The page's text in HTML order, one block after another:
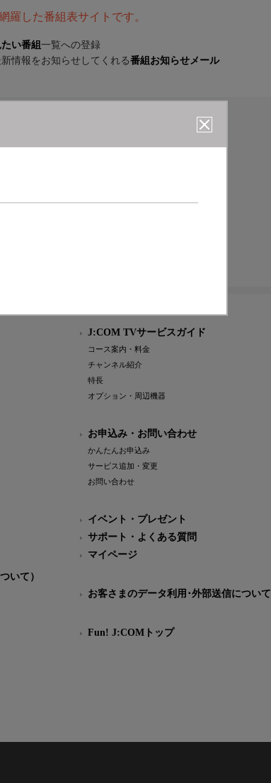
羅した番組表サイトです。
たい番組 一覧への登録
情報をお知らせしてくれる番組お知らせメール
おける商標または登録商標です。
いて）
J:COM TVサービスガイド
コース案内・料金
チャンネル紹介
特長
オプション・周辺機器
お申込み・お問い合わせ
かんたんお申込み
サービス追加・変更
お問い合わせ
イベント・プレゼント
サポート・よくある質問
マイページ
お客さまのデータ利用･外部送信について
Fun! J:COMトップ